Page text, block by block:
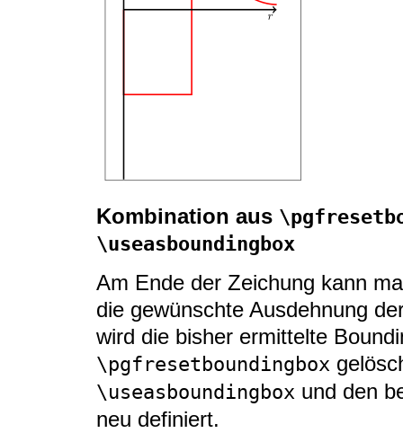
Kombination aus
\useasboundingbox
Am Ende der Zeichung kann
die gewünschte Ausdehnung
wird die bisher ermittelte
\pgfresetboundingbox
\useasboundingbox und den
neu definiert.